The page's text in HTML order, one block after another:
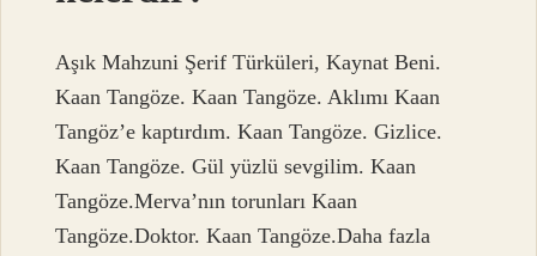
Aşık Mahzuni Şerif Türküleri, Kaynat Beni.
Kaan Tangöze. Kaan Tangöze. Aklımı Kaan
Tangöz’e kaptırdım. Kaan Tangöze. Gizlice.
Kaan Tangöze. Gül yüzlü sevgilim. Kaan
Tangöze.Merva’nın torunları Kaan
Tangöze.Doktor. Kaan Tangöze.Daha fazla